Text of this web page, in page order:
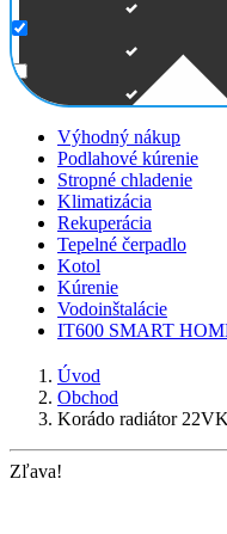
Výhodný nákup
Podlahové kúrenie
Stropné chladenie
Klimatizácia
Rekuperácia
Tepelné čerpadlo
Kotol
Kúrenie
Vodoinštalácie
IT600 SMART
Úvod
Obchod
Korádo radiátor
Zľava!